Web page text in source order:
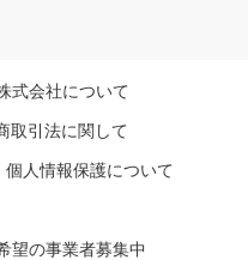
式会社について
取引法に関して
個人情報保護について
望の事業者募集中